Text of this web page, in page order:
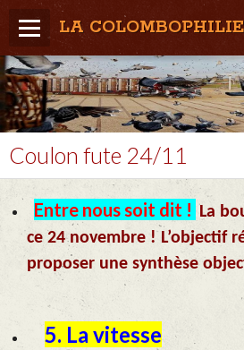
LA
Home
Météo / Het weer
Lâcher / Los
Result. clubs, Provincial, (Inter)National
RFCB / KBDB
Coulon fute 24/11
Entre nous soit dit ! La
ce 24 novembre ! L’objectif
proposer une synthèse
5. La vitesse